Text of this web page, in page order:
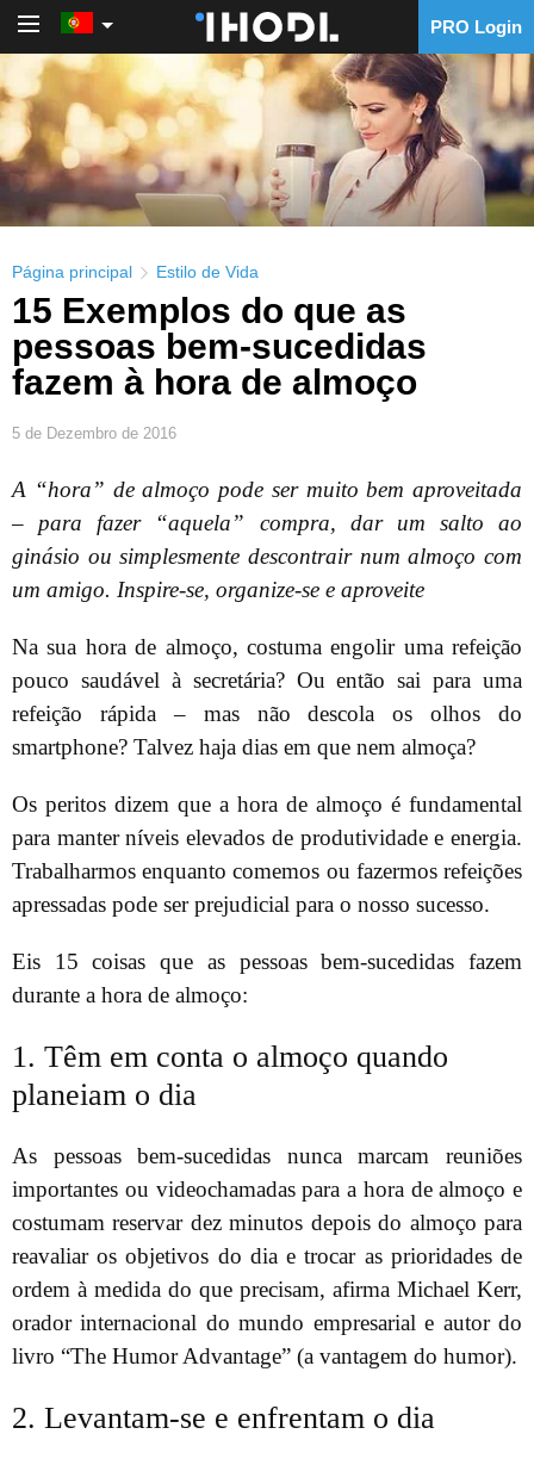
PRO Login
Página principal Estilo de Vida
15 Exemplos do que as
pessoas bem-sucedidas
fazem à hora de almoço
5 de Dezembro de 2016
A “hora” de almoço pode ser muito bem aproveitada
– para fazer “aquela” compra, dar um salto ao
ginásio ou simplesmente descontrair num almoço com
um amigo. Inspire-se, organize-se e aproveite
Na sua hora de almoço, costuma engolir uma refeição
pouco saudável à secretária? Ou então sai para uma
refeição rápida – mas não descola os olhos do
smartphone? Talvez haja dias em que nem almoça?
Os peritos dizem que a hora de almoço é fundamental
para manter níveis elevados de produtividade e energia.
Trabalharmos enquanto comemos ou fazermos refeições
apressadas pode ser prejudicial para o nosso sucesso.
Eis 15 coisas que as pessoas bem-sucedidas fazem
durante a hora de almoço:
1. Têm em conta o almoço quando
planeiam o dia
As pessoas bem-sucedidas nunca marcam reuniões
importantes ou videochamadas para a hora de almoço e
costumam reservar dez minutos depois do almoço para
reavaliar os objetivos do dia e trocar as prioridades de
ordem à medida do que precisam, afirma Michael Kerr,
orador internacional do mundo empresarial e autor do
livro “The Humor Advantage” (a vantagem do humor).
2. Levantam-se e enfrentam o dia